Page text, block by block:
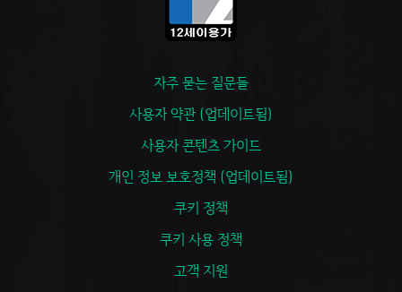
자주 묻는 질문들
사용자 약관 (업데이트됨)
사용자 콘텐츠 가이드
개인 정보 보호정책 (업데이트됨)
쿠키 정책
쿠키 사용 정책
고객 지원